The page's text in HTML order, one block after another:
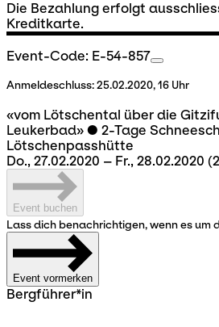
Die Bezahlung erfolgt
Kreditkarte.
Event-Code: E-54-857
Anmeldeschluss:25.02.2020, 16 Uhr
«vom Lötschental über die
Leukerbad» ● 2-Tage
Lötschenpasshütte
Do., 27.02.2020 – Fr., 28.02.2020
Event buchen
Lass dich benachrichtigen, wenn es um
Event vormerken
Bergführer*in